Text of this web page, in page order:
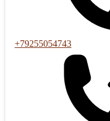
+79255054743